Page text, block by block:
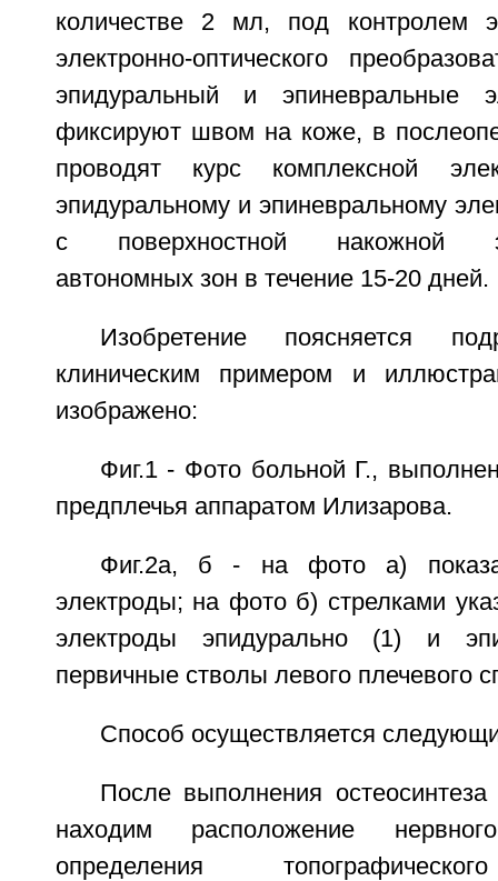
количестве 2 мл, под контролем
электронно-оптического
эпидуральный и эпиневральные
фиксируют швом на коже, в
проводят курс комплексной
эпидуральному и эпиневральному
с поверхностной накожной
автономных зон в течение 15-20 дней.
Изобретение поясняется
клиническим примером и
изображено:
Фиг.1 - Фото больной Г.,
предплечья аппаратом Илизарова.
Фиг.2а, б - на фото а)
электроды; на фото б) стрелками
электроды эпидурально (1) и
первичные стволы левого плечевого
Способ осуществляется
После выполнения
находим расположение
определения